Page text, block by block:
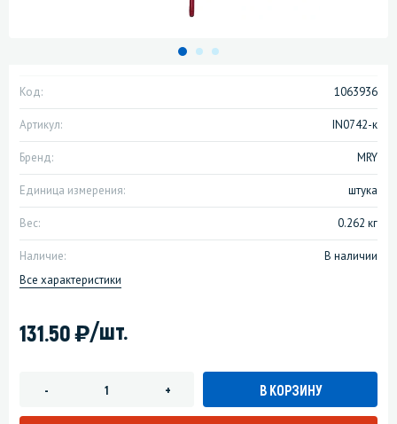
Код: 1063936
Артикул: IN0742-к
Бренд: MRY
Единица измерения: штука
Вес: 0.262 кг
Наличие:
В наличии
Все характеристики
131.50)/шт.
- + В КОРЗИНУ